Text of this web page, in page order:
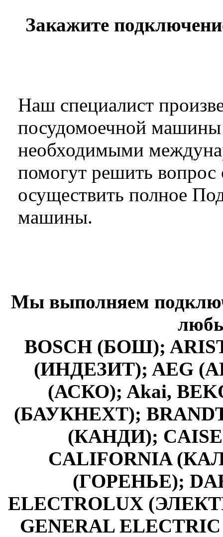
Закажите
Наш специалист
посудомоечной машины
необходимыми
помогут решить
осуществить полное
машины.
Мы выполняем
BOSCH (БОШ);
(ИНДЕЗИТ); AEG
(АСКО); Akai,
(БАУКНЕХТ);
(КАНДИ);
CALIFORNIA
(ГОРЕНЬЕ);
ELECTROLUX
GENERAL